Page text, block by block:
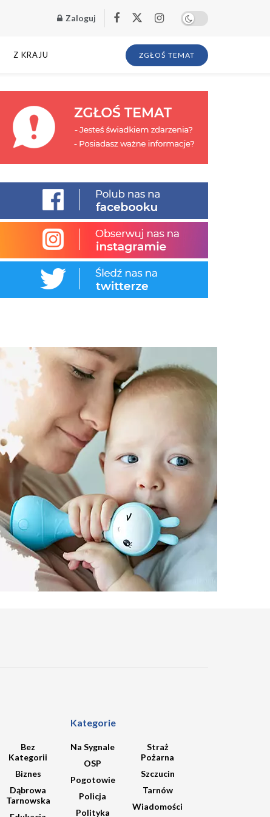
Zaloguj
Z KRAJU ZGŁOŚ TEMAT
Kategorie
Bez
Kategorii
Biznes
Dąbrowa
Tarnowska
Na Sygnale
OSP
Pogotowie
Policja
Polityka
Straż
Pożarna
Szczucin
Tarnów
Wiadomości